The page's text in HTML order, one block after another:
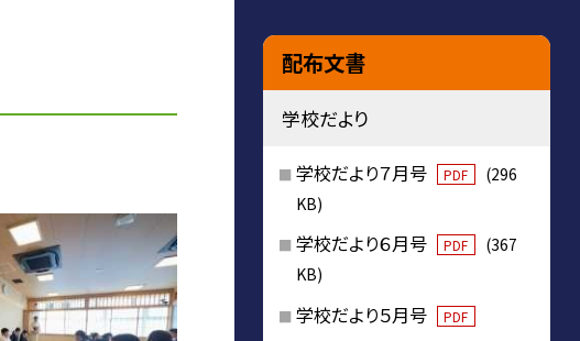
配布文書
学校だより
学校だより７月号 PDF
(296
KB)
学校だより６月号 PDF
(367
KB)
学校だより５月号 PDF